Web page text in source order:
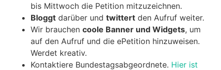
bis Mittwoch die Petition mitzuzeichnen.
Bloggt darüber und twittert den Aufruf weiter.
Wir brauchen coole Banner und Widgets, um
auf den Aufruf und die ePetition hinzuweisen.
Werdet kreativ.
Kontaktiere Bundestagsabgeordnete. Hier ist